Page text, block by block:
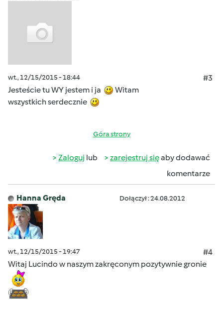
wt., 12/15/2015 - 18:44
#3
Jesteście tu WY jestem i ja
Witam
wszystkich serdecznie
Góra strony
Zaloguj lub zarejestruj sięaby dodawać
komentarze
Hanna Gręda Dołączył : 24.08.2012
wt., 12/15/2015 - 19:47
#4
Witaj Lucindo w naszym zakręconym pozytywnie gronie